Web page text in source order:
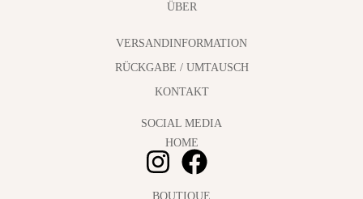
ÜBER
VERSANDINFORMATION
RÜCKGABE / UMTAUSCH
KONTAKT
SOCIAL MEDIA
HOME
BOUTIQUE